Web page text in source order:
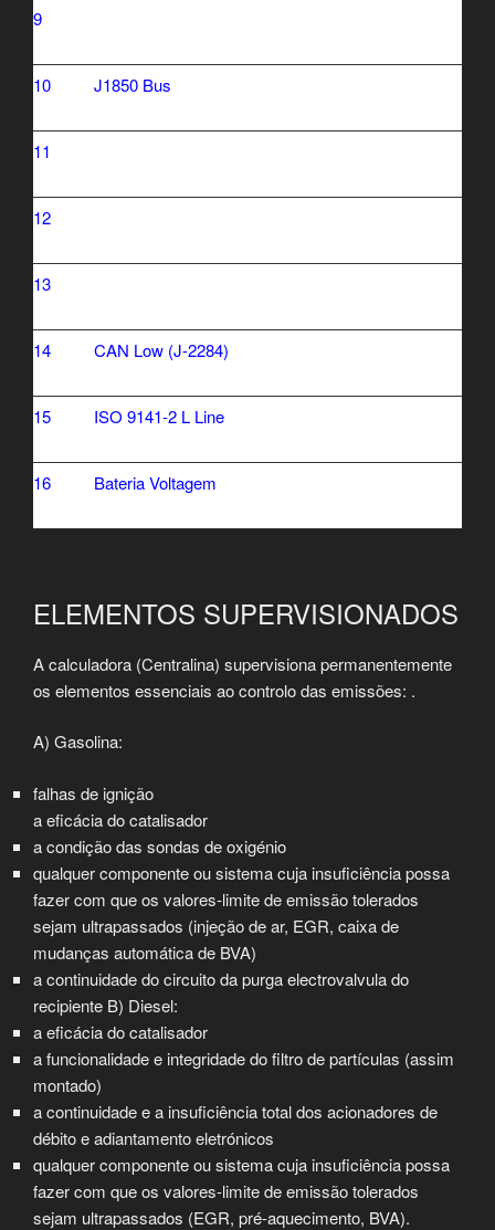
9
10 J1850 Bus
11
12
13
14 CAN Low (J-2284)
15 ISO 9141-2 L Line
16 Bateria Voltagem
ELEMENTOS SUPERVISIONADOS
A calculadora (Centralina) supervisiona permanentemente
os elementos essenciais ao controlo das emissões: .
A) Gasolina:
falhas de ignição
a eficácia do catalisador
a condição das sondas de oxigénio
qualquer componente ou sistema cuja insuficiência possa
fazer com que os valores-limite de emissão tolerados
sejam ultrapassados (injeção de ar, EGR, caixa de
mudanças automática de BVA)
a continuidade do circuito da purga electrovalvula do
recipiente B) Diesel:
a eficácia do catalisador
a funcionalidade e integridade do filtro de partículas (assim
montado)
a continuidade e a insuficiência total dos acionadores de
débito e adiantamento eletrónicos
qualquer componente ou sistema cuja insuficiência possa
fazer com que os valores-limite de emissão tolerados
sejam ultrapassados (EGR, pré-aquecimento, BVA).